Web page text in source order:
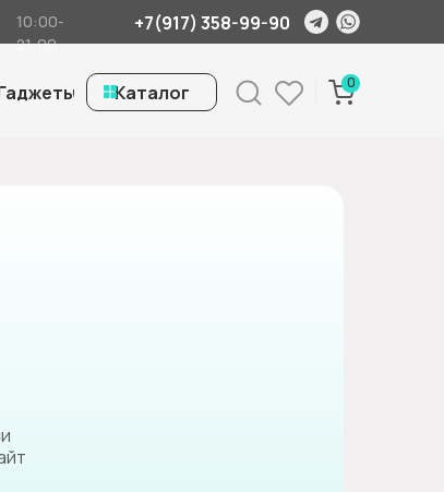
+7(917) 358-99-90
10:00-
21:00
Гаджеты 0
ㅤКаталог